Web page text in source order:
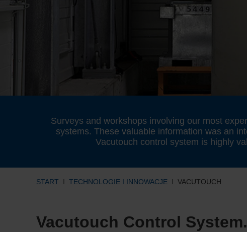
Surveys and workshops involving our most
systems. These valuable information was an
Vacutouch control system is highly
START TECHNOLOGIE I INNOWACJE VACUTOUCH
Vacutouch Control System.